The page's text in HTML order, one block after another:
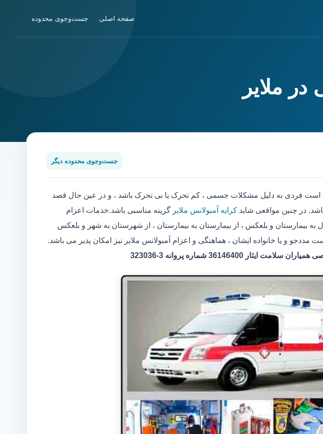
صفحه اصلی جست‌وجوی محدوده
ملایر
جست‌وجوی محدوده دیگر
فردی به دلیل مشکلات جسمی ، کم تحرک یا بی تحرک باشد ، و در عین حال قصد
در چنین مواقعی شاید کرایه آمبولانس ملایر گزینه مناسبی باشد.خدمات اعزام
به بیمارستان و بلعکس ، از بیمارستان به بیمارستان ، از شهرستان به شهر و بلعکس
و یا خانواده ایشان ، هماهنگی و اعزام آمبولانس ملایر نیز امکان پذیر می باشد.
36146400 شماره پروانه 3-323036